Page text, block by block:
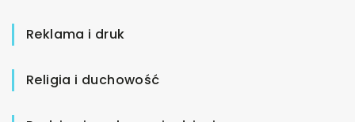
Reklama i druk
Religia i duchowość